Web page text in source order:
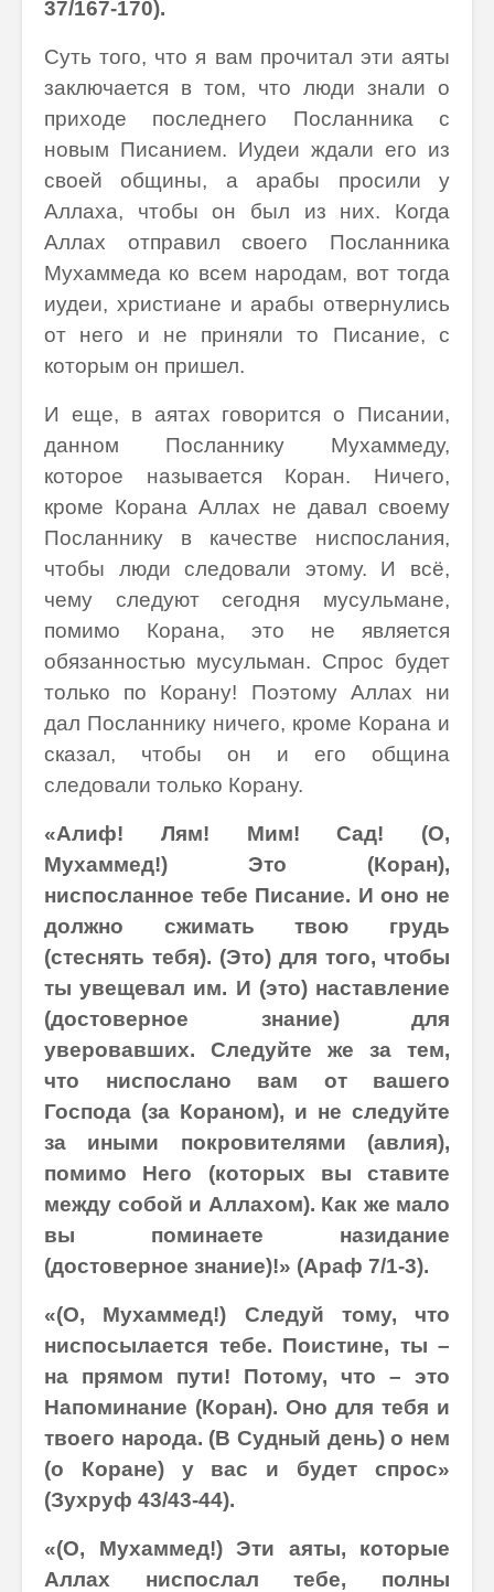
37/167-170).
Суть того, что я вам прочитал эти аяты
заключается в том, что люди знали о
приходе последнего Посланника с
новым Писанием. Иудеи ждали его из
своей общины, а арабы просили у
Аллаха, чтобы он был из них. Когда
Аллах отправил своего Посланника
Мухаммеда ко всем народам, вот тогда
иудеи, христиане и арабы отвернулись
от него и не приняли то Писание, с
которым он пришел.
И еще, в аятах говорится о Писании,
данном Посланнику Мухаммеду,
которое называется Коран. Ничего,
кроме Корана Аллах не давал своему
Посланнику в качестве ниспослания,
чтобы люди следовали этому. И всё,
чему следуют сегодня мусульмане,
помимо Корана, это не является
обязанностью мусульман. Спрос будет
только по Корану! Поэтому Аллах ни
дал Посланнику ничего, кроме Корана и
сказал, чтобы он и его община
следовали только Корану.
«Алиф! Лям! Мим! Сад! (О,
Мухаммед!) Это (Коран),
ниспосланное тебе Писание. И оно не
должно сжимать твою грудь
(стеснять тебя). (Это) для того, чтобы
ты увещевал им. И (это) наставление
(достоверное знание) для
уверовавших. Следуйте же за тем,
что ниспослано вам от вашего
Господа (за Кораном), и не следуйте
за иными покровителями (авлия),
помимо Него (которых вы ставите
между собой и Аллахом). Как же мало
вы поминаете назидание
(достоверное знание)!» (Араф 7/1-3).
«(О, Мухаммед!) Следуй тому, что
ниспосылается тебе. Поистине, ты –
на прямом пути! Потому, что – это
Напоминание (Коран). Оно для тебя и
твоего народа. (В Судный день) о нем
(о Коране) у вас и будет спрос»
(Зухруф 43/43-44).
«(О, Мухаммед!) Эти аяты, которые
Аллах ниспослал тебе, полны